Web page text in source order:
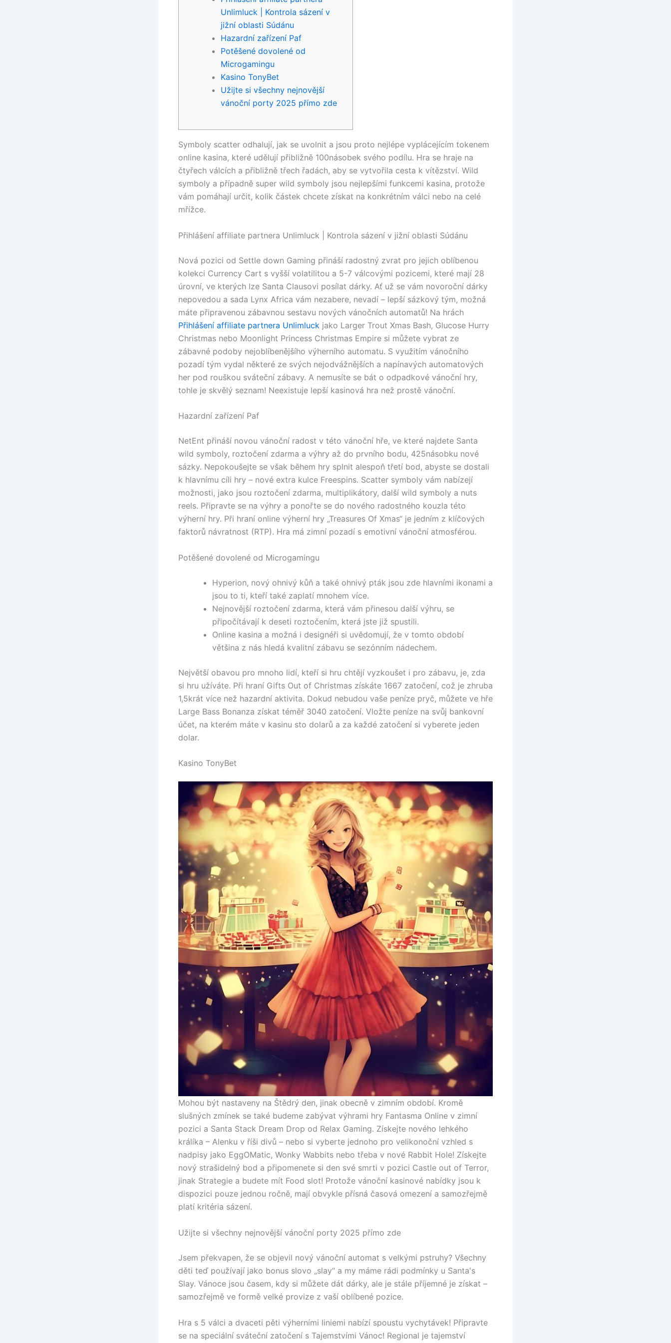
Unlimluck | Kontrola sázení v
jižní oblasti Súdánu
Hazardní zařízení Paf
Potěšené dovolené od
Microgamingu
Kasino TonyBet
Užijte si všechny nejnovější
vánoční porty 2025 přímo zde
Symboly scatter odhalují, jak se uvolnit a jsou proto nejlépe vyplácejícím tokenem
online kasina, které udělují přibližně 100násobek svého podílu. Hra se hraje na
čtyřech válcích a přibližně třech řadách, aby se vytvořila cesta k vítězství. Wild
symboly a případně super wild symboly jsou nejlepšími funkcemi kasina, protože
vám pomáhají určit, kolik částek chcete získat na konkrétním válci nebo na celé
mřížce.
Přihlášení affiliate partnera Unlimluck | Kontrola sázení v jižní oblasti Súdánu
Nová pozici od Settle down Gaming přináší radostný zvrat pro jejich oblíbenou
kolekci Currency Cart s vyšší volatilitou a 5-7 válcovými pozicemi, které mají 28
úrovní, ve kterých lze Santa Clausovi posílat dárky. Ať už se vám novoroční dárky
nepovedou a sada Lynx Africa vám nezabere, nevadí – lepší sázkový tým, možná
máte připravenou zábavnou sestavu nových vánočních automatů! Na hrách
Přihlášení affiliate partnera Unlimluck jako Larger Trout Xmas Bash, Glucose Hurry
Christmas nebo Moonlight Princess Christmas Empire si můžete vybrat ze
zábavné podoby nejoblíbenějšího výherního automatu. S využitím vánočního
pozadí tým vydal některé ze svých nejodvážnějších a napínavých automatových
her pod rouškou sváteční zábavy. A nemusíte se bát o odpadkové vánoční hry,
tohle je skvělý seznam! Neexistuje lepší kasinová hra než prostě vánoční.
Hazardní zařízení Paf
NetEnt přináší novou vánoční radost v této vánoční hře, ve které najdete Santa
wild symboly, roztočení zdarma a výhry až do prvního bodu, 425násobku nové
sázky. Nepokoušejte se však během hry splnit alespoň třetí bod, abyste se dostali
k hlavnímu cíli hry – nové extra kulce Freespins. Scatter symboly vám nabízejí
možnosti, jako jsou roztočení zdarma, multiplikátory, další wild symboly a nuts
reels. Připravte se na výhry a ponořte se do nového radostného kouzla této
výherní hry. Při hraní online výherní hry „Treasures Of Xmas“ je jedním z klíčových
faktorů návratnost (RTP). Hra má zimní pozadí s emotivní vánoční atmosférou.
Potěšené dovolené od Microgamingu
Hyperion, nový ohnivý kůň a také ohnivý pták jsou zde hlavními ikonami a
jsou to ti, kteří také zaplatí mnohem více.
Nejnovější roztočení zdarma, která vám přinesou další výhru, se
připočítávají k deseti roztočením, která jste již spustili.
Online kasina a možná i designéři si uvědomují, že v tomto období
většina z nás hledá kvalitní zábavu se sezónním nádechem.
Největší obavou pro mnoho lidí, kteří si hru chtějí vyzkoušet i pro zábavu, je, zda
si hru užíváte. Při hraní Gifts Out of Christmas získáte 1667 zatočení, což je zhruba
1,5krát více než hazardní aktivita. Dokud nebudou vaše peníze pryč, můžete ve hře
Large Bass Bonanza získat téměř 3040 zatočení. Vložte peníze na svůj bankovní
účet, na kterém máte v kasinu sto dolarů a za každé zatočení si vyberete jeden
dolar.
Kasino TonyBet
Mohou být nastaveny na Štědrý den, jinak obecně v zimním období. Kromě
slušných zmínek se také budeme zabývat výhrami hry Fantasma Online v zimní
pozici a Santa Stack Dream Drop od Relax Gaming. Získejte nového lehkého
králíka – Alenku v říši divů – nebo si vyberte jednoho pro velikonoční vzhled s
nadpisy jako EggOMatic, Wonky Wabbits nebo třeba v nové Rabbit Hole! Získejte
nový strašidelný bod a připomenete si den své smrti v pozici Castle out of Terror,
jinak Strategie a budete mít Food slot! Protože vánoční kasinové nabídky jsou k
dispozici pouze jednou ročně, mají obvykle přísná časová omezení a samozřejmě
platí kritéria sázení.
Užijte si všechny nejnovější vánoční porty 2025 přímo zde
Jsem překvapen, že se objevil nový vánoční automat s velkými pstruhy? Všechny
děti teď používají jako bonus slovo „slay“ a my máme rádi podmínky u Santa's
Slay. Vánoce jsou časem, kdy si můžete dát dárky, ale je stále příjemné je získat –
samozřejmě ve formě velké provize z vaší oblíbené pozice.
Hra s 5 válci a dvaceti pěti výherními liniemi nabízí spoustu vychytávek! Připravte
se na speciální sváteční zatočení s Tajemstvími Vánoc! Regional je tajemství